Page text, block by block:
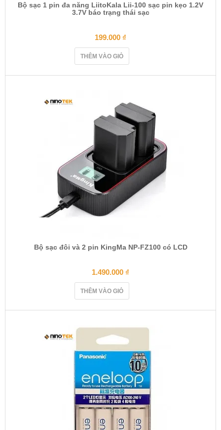
Bộ sạc 1 pin đa năng LiitoKala Lii-100 sạc pin kẹo 1.2V
3.7V báo trạng thái sạc
199.000 ₫
THÊM VÀO GIỎ
Bộ sạc đôi và 2 pin KingMa NP-FZ100 có LCD
1.490.000 ₫
THÊM VÀO GIỎ